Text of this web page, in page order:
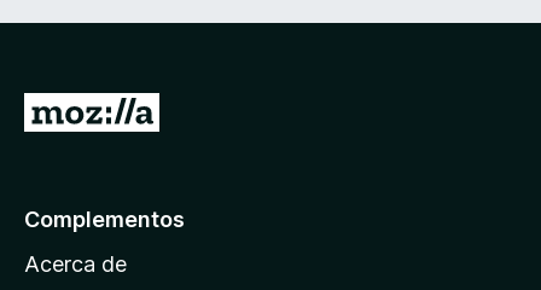
p
Complementos
Acerca de